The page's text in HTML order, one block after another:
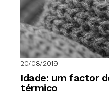
20/08/2019
Idade: um factor
térmico